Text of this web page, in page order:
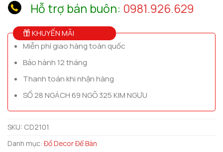
Hỗ trợ bán buôn: 0981.926.629
KHUYẾN MÃI
Miễn phí giao hàng toàn quốc
Bảo hành 12 tháng
Thanh toán khi nhận hàng
SỐ 28 NGÁCH 69 NGÕ 325 KIM NGƯU
SKU: CD2101
Danh mục: Đồ Decor Để Bàn